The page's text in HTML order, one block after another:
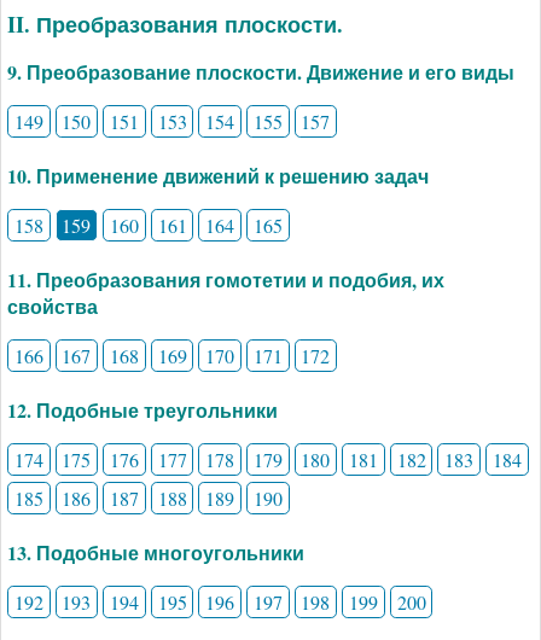
II. Преобразования плоскости.
9. Преобразование плоскости. Движение и его виды
149 150 151 153 154 155 157
10. Применение движений к решению задач
158 159 160 161 164 165
11. Преобразования гомотетии и подобия, их
свойства
166 167 168 169 170 171 172
12. Подобные треугольники
174 175 176 177 178 179 180 181 182 183
184
185
186 187 188 189 190
13. Подобные многоугольники
192 193 194 195 196 197 198 199 200